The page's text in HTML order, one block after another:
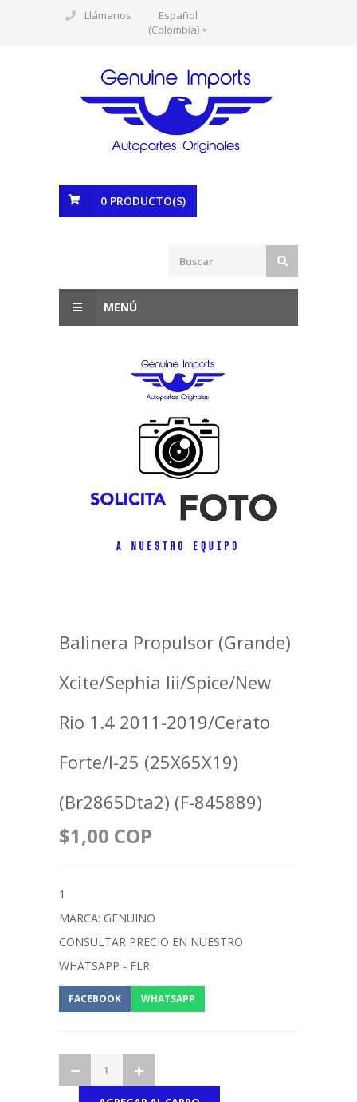
Llámanos
Español
(Colombia)
0 PRODUCTO(S)
MENÚ
Balinera Propulsor (Grande)
Xcite/Sephia Iii/Spice/New
Rio 1.4 2011-2019/Cerato
Forte/I-25 (25X65X19)
(Br2865Dta2) (F-845889)
$1,00 COP
1
MARCA: GENUINO
CONSULTAR PRECIO EN NUESTRO
WHATSAPP - FLR
FACEBOOK WHATSAPP